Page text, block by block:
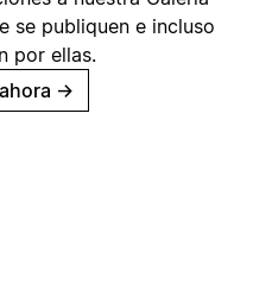
se publiquen e incluso
por ellas.
→